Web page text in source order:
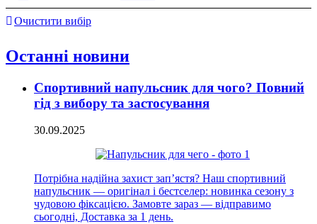
Очистити вибір
Останні новини
Спортивний напульсник для чого? Повний
гід з вибору та застосування
30.09.2025
Потрібна надійна захист зап’ястя? Наш спортивний
напульсник — оригінал і бестселер: новинка сезону з
чудовою фіксацією. Замовте зараз — відправимо
сьогодні, Доставка за 1 день.